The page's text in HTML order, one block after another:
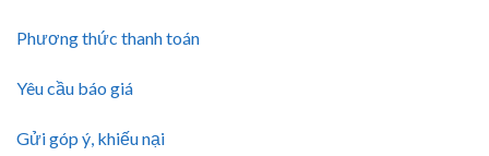
Phương thức thanh toán
Yêu cầu báo giá
Gửi góp ý, khiếu nại